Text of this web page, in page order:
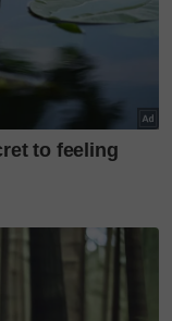
malam
satu
confirm tak